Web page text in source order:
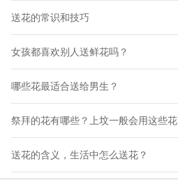
送花的常识和技巧
女孩都喜欢别人送鲜花吗？
哪些花最适合送给男生？
祭拜的花有哪些？上坟一般会用这些花
送花的含义，生活中怎么送花？